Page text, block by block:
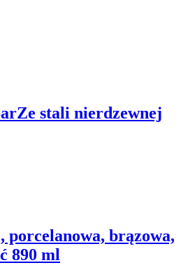
Ze stali nierdzewnej
porcelanowa, brązowa,
890 ml